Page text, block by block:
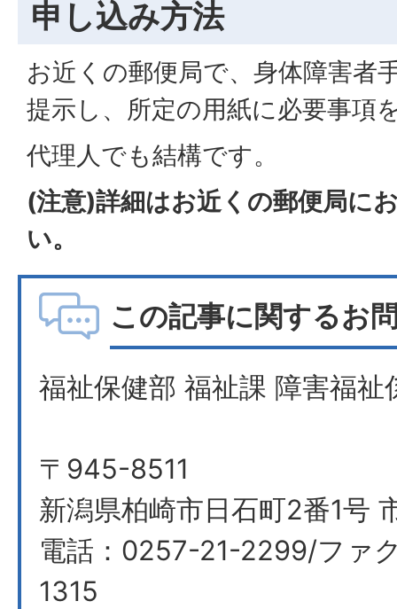
申し込み方法
お近くの郵便局で、身体障害者
提示し、所定の用紙に必要事項
代理人でも結構です。
(注意)詳細はお近くの郵便局に
い。
この記事に関するお
福祉保健部 福祉課 障害福祉
〒945-8511
新潟県柏崎市日石町2番1号
電話：0257-21-2299/ファ
1315